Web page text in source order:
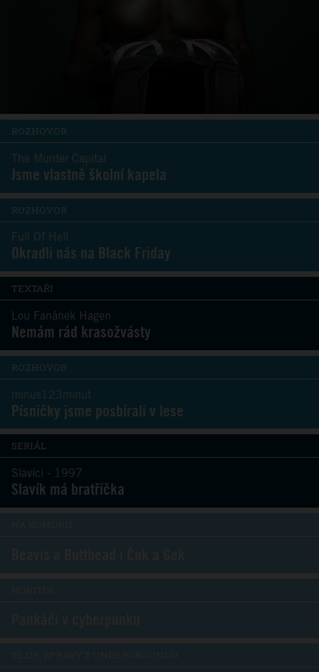
ROZHOVOR
The Murder Capital
Jsme vlastně školní kapela
ROZHOVOR
Full Of Hell
Okradli nás na Black Friday
TEXTAŘI
Lou Fanánek Hagen
Nemám rád krasožvásty
ROZHOVOR
minus123minut
Písničky jsme posbírali v lese
SERIÁL
Slavíci - 1997
Slavík má bratříčka